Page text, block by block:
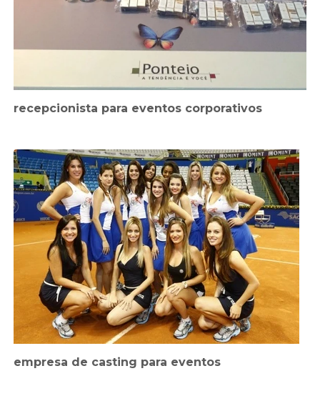
recepcionista para eventos corporativos
empresa de casting para eventos